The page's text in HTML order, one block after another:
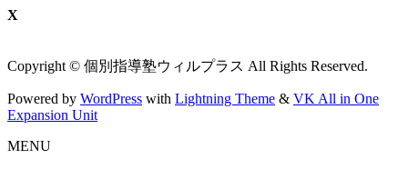
X
Copyright © 個別指導塾ウィルプラス All Rights Reserved.
Powered by WordPress with Lightning Theme & VK All in One
Expansion Unit
MENU